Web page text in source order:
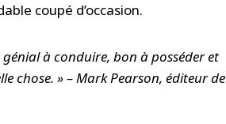
coupé d’occasion.
génial à conduire, bon à posséder et
chose. » – Mark Pearson, éditeur de